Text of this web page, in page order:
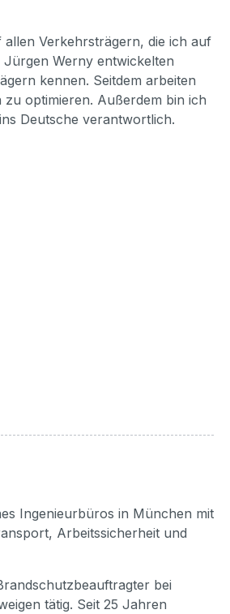
Verkehrsträgern, die ich auf
Werny entwickelten
kennen. Seitdem arbeiten
optimieren. Außerdem bin ich
Deutsche verantwortlich.
Ingenieurbüros in München mit
Arbeitssicherheit und
bei
tätig. Seit 25 Jahren